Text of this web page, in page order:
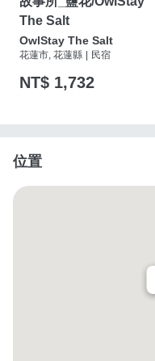
The Salt
OwlStay The Salt
花蓮市, 花蓮縣 民宿
NT$ 1,732
位置